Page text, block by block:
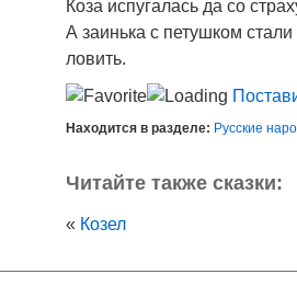
Коза испугалась да со
А заинька с петушком
ловить.
Находится в разделе: Русские
Читайте также сказки:
« Козел